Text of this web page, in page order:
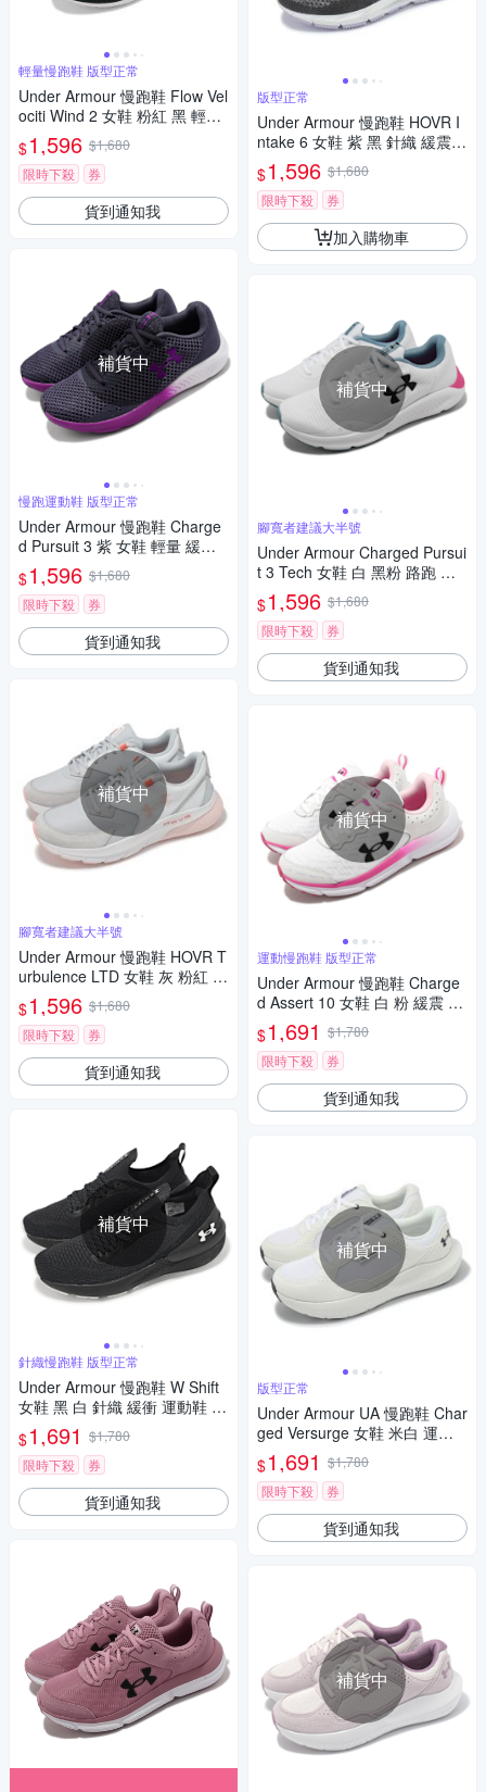
輕量慢跑鞋 版型正常
Under Armour 慢跑鞋 Flow Vel
ociti Wind 2 女鞋 粉紅 黑 輕量
漸層 緩震 運動鞋 UA 3024911
601
$1,596 $1,680
限時下殺
券
貨到通知我
補貨中
慢跑運動鞋 版型正常
Under Armour 慢跑鞋 Charge
d Pursuit 3 紫 女鞋 輕量 緩震
路跑 運動鞋 UA 3024889500
$1,596 $1,680
限時下殺
券
貨到通知我
補貨中
腳寬者建議大半號
Under Armour 慢跑鞋 HOVR T
urbulence LTD 女鞋 灰 粉紅 緩
衝 支撐 UA 運動鞋 302614410
3
$1,596 $1,680
限時下殺
券
貨到通知我
補貨中
針織慢跑鞋 版型正常
Under Armour 慢跑鞋 W Shift
女鞋 黑 白 針織 緩衝 運動鞋 U
A 3027777004
$1,691 $1,780
限時下殺
券
貨到通知我
版型正常
Under Armour 慢跑鞋 HOVR I
ntake 6 女鞋 紫 黑 針織 緩震
運動鞋 UA 3026141102
$1,596 $1,680
限時下殺
券
加入購物車
補貨中
腳寬者建議大半號
Under Armour Charged Pursui
t 3 Tech 女鞋 白 黑粉 路跑 運
動鞋 UA 支撐 3025430102
$1,596 $1,680
限時下殺
券
貨到通知我
補貨中
運動慢跑鞋 版型正常
Under Armour 慢跑鞋 Charge
d Assert 10 女鞋 白 粉 緩震 回
彈 運動鞋 路跑 UA 302617910
2
$1,691 $1,780
限時下殺
券
貨到通知我
補貨中
版型正常
Under Armour UA 慢跑鞋 Char
ged Versurge 女鞋 米白 運動
鞋 緩震 回彈 3028406103
$1,691 $1,780
限時下殺
券
貨到通知我
補貨中